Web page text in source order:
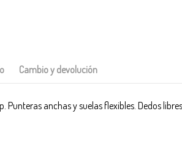
Cambio y devolución
anchas y suelas flexibles. Dedos